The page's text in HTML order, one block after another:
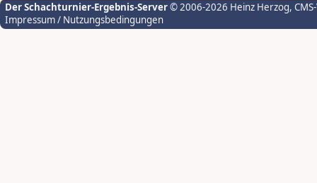
Der Schachturnier-Ergebnis-Server© 2006-2026 Heinz Herzog,
Impressum / Nutzungsbedingungen